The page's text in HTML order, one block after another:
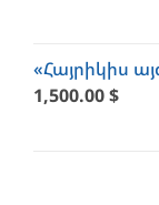
«Հայրիկիս
1,500.00$